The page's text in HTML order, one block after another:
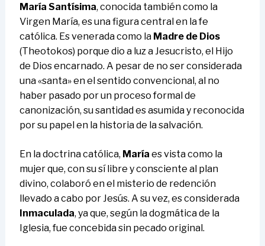
María Santísima, conocida también como la
Virgen María, es una figura central en la fe
católica. Es venerada como la Madre de Dios
(Theotokos) porque dio a luz a Jesucristo, el Hijo
de Dios encarnado. A pesar de no ser considerada
una «santa» en el sentido convencional, al no
haber pasado por un proceso formal de
canonización, su santidad es asumida y reconocida
por su papel en la historia de la salvación.
En la doctrina católica, María es vista como la
mujer que, con su sí libre y consciente al plan
divino, colaboró en el misterio de redención
llevado a cabo por Jesús. A su vez, es considerada
Inmaculada, ya que, según la dogmática de la
Iglesia, fue concebida sin pecado original.